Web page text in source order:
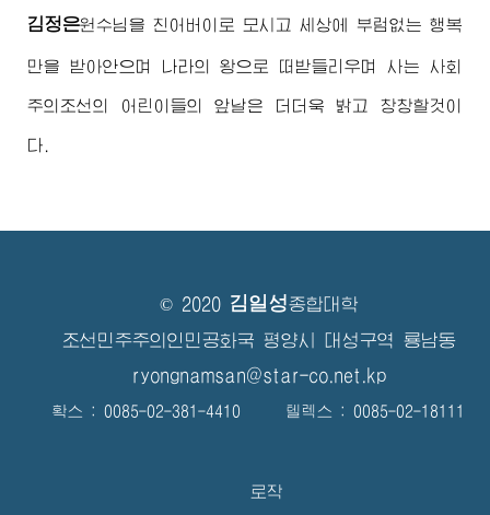
김정은원수님 을 친 어버이 로 모시고 세상에 부럼없는 행복
만을 받아안으며 나라의 왕으로 떠받들리우며 사는 사회
주의조선의 어린이들의 앞날은 더더욱 밝고 창창할것이
다.
© 2020 김일성종합대학
조선민주주의인민공화국 평양시 대성구역 룡남동
ryongnamsan@star-co.net.kp
확스 : 0085-02-381-4410 텔렉스 : 0085-02-18111
로작